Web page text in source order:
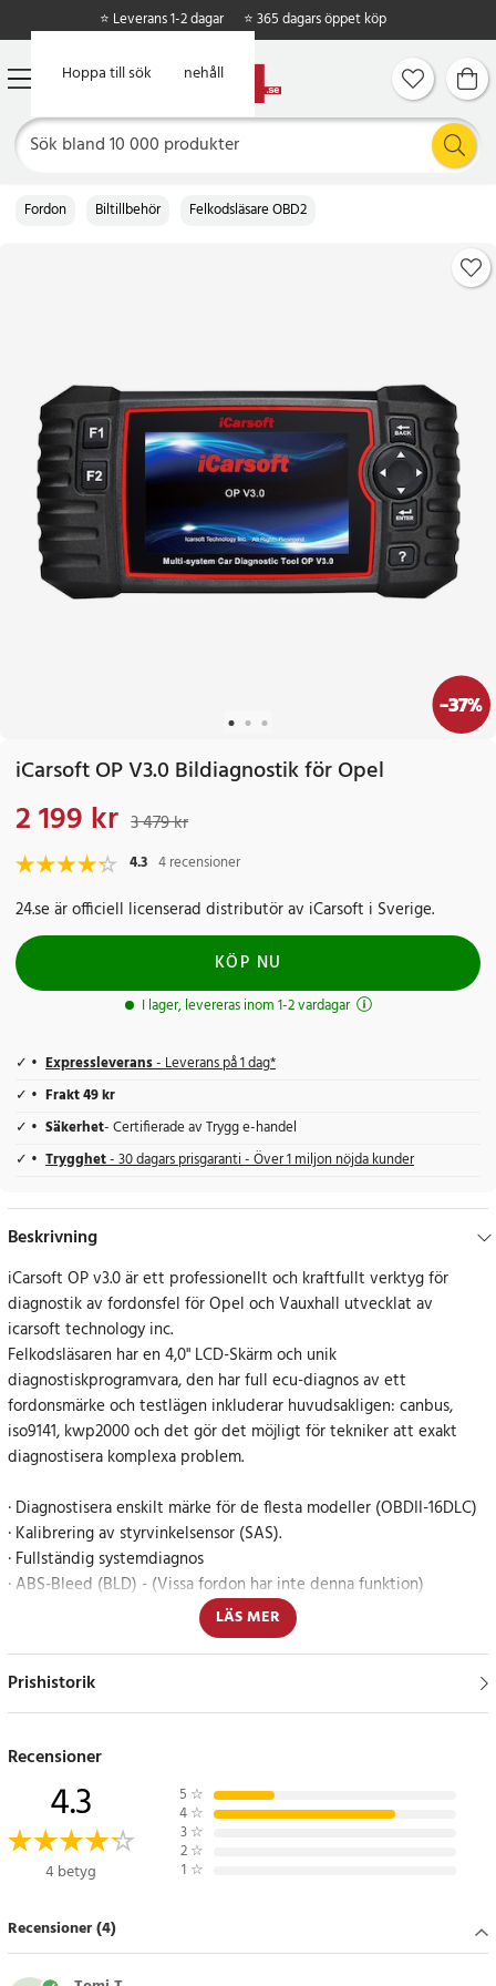
Hoppa till huvudinnehåll
Hoppa till sök
⭐ Leverans 1-2 dagar ⭐ 365 dagars öppet köp
Fordon Biltillbehör Felkodsläsare OBD2
-37%
iCarsoft OP V3.0 Bildiagnostik för Opel
Nuvarande pris
2 199 kr 3 479 kr
4.3 4 recensioner
24.se är officiell licenserad distributör av iCarsoft i Sverige.
KÖP NU
I lager, levereras inom 1-2 vardagar
Expressleverans- Leverans på 1 dag*
Frakt 49 kr
Säkerhet- Certifierade av Trygg e-handel
Trygghet- 30 dagars prisgaranti - Över 1 miljon nöjda kunder
Beskrivning
iCarsoft OP v3.0 är ett professionellt och kraftfullt verktyg för
diagnostik av fordonsfel för Opel och Vauxhall utvecklat av
icarsoft technology inc.
Felkodsläsaren har en 4,0" LCD-Skärm och unik
diagnostiskprogramvara, den har full ecu-diagnos av ett
fordonsmärke och testlägen inkluderar huvudsakligen: canbus,
iso9141, kwp2000 och det gör det möjligt för tekniker att exakt
diagnostisera komplexa problem.
· Diagnostisera enskilt märke för de flesta modeller (OBDII-16DLC)
· Kalibrering av styrvinkelsensor (SAS).
· Fullständig systemdiagnos
· ABS-Bleed (BLD) - (Vissa fordon har inte denna funktion)
· Automatisk identifieringsteknik
· Injektorkodning (INJ) - (Vissa fordon har inte denna funktion)
· Aktiveringstest / Bi-katalogtest
· Läs & Rensa felkoder
· Stöder Freeze Frame of Fault Code-funktioner
· Stöder Oil Service Reset
· Stöder batteritest
· Underhåll av elektronisk parkeringsbroms (EPB).
· Stöder datagranskning och utskrift
· Batterihanteringssystem (BMS) - (Vissa fordon har inte denna
· Dieselpartikelfilter (DPF) regenereringskontrollsystem - (vissa
fordon har inte denna funktion)
LÄS MER
Prishistorik
Recensioner
4.3
4 betyg
5 ☆
4 ☆
3 ☆
2 ☆
1 ☆
Recensioner (4)